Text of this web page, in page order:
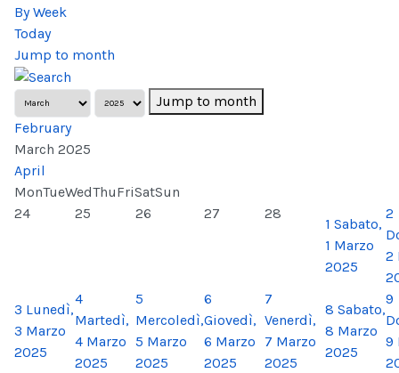
By Week
Today
Jump to month
Jump to month
February
March 2025
April
MonTueWedThuFriSatSun
24
25 26 27 28
1 Sabato,
1 Marzo
2025
2
2
3 Lunedì,
3 Marzo
2025
4
Martedì,
4 Marzo
2025
5
Mercoledì,
5 Marzo
2025
6
Giovedì,
6 Marzo
2025
7
Venerdì,
7 Marzo
2025
8 Sabato,
8 Marzo
2025
9
9